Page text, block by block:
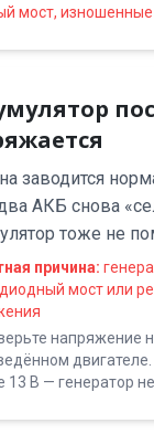
мост,
заводится
АКБ снова
тоже не
причина:
мост или
напряжение
13 В — генератор